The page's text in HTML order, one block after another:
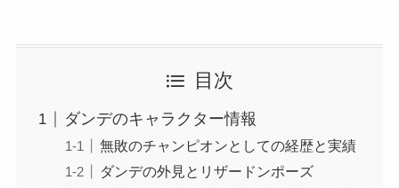
目次
ダンデのキャラクター情報
無敗のチャンピオンとしての経歴と実績
ダンデの外見とリザードンポーズ